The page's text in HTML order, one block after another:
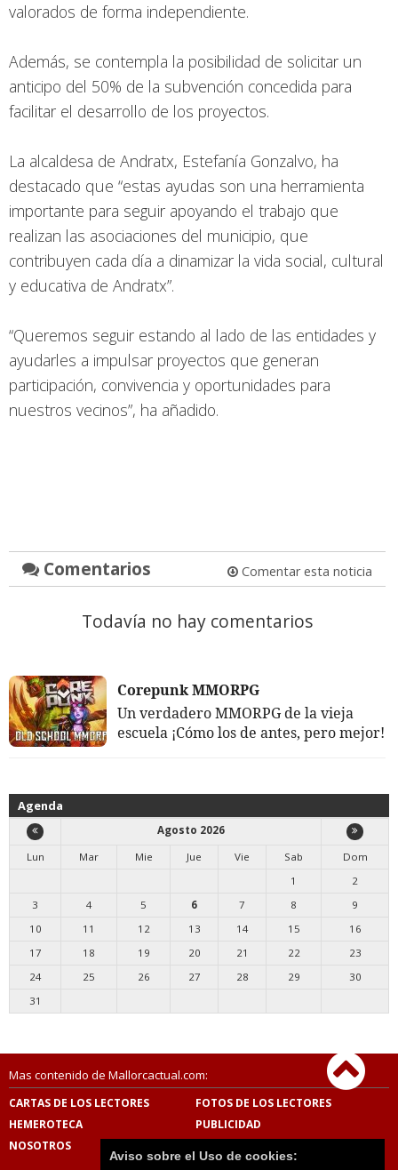
valorados de forma independiente.
Además, se contempla la posibilidad de solicitar un
anticipo del 50% de la subvención concedida para
facilitar el desarrollo de los proyectos.
La alcaldesa de Andratx, Estefanía Gonzalvo, ha
destacado que “estas ayudas son una herramienta
importante para seguir apoyando el trabajo que
realizan las asociaciones del municipio, que
contribuyen cada día a dinamizar la vida social, cultural
y educativa de Andratx”.
“Queremos seguir estando al lado de las entidades y
ayudarles a impulsar proyectos que generan
participación, convivencia y oportunidades para
nuestros vecinos”, ha añadido.
Comentarios Comentar esta noticia
Todavía no hay comentarios
Corepunk MMORPG
Un verdadero MMORPG de la vieja
escuela ¡Cómo los de antes, pero mejor!
Agenda
Agosto 2026
Lun
Mar Mie Jue Vie Sab
Dom
1
2
3
4 5 6 7 8
9
10
11 12 13 14 15
16
17
18 19 20 21 22
23
24
25 26 27 28 29
30
31
Mas contenido de Mallorcactual.com:
CARTAS DE LOS LECTORES
FOTOS DE LOS LECTORES
HEMEROTECA
PUBLICIDAD
NOSOTROS
Aviso sobre el Uso de cookies: